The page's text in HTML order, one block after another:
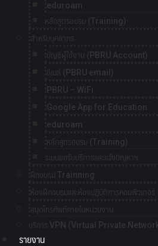
eduroam
หลักสูตรอบรม (Training)
สำหรับบุคลากร
บัญชีผู้ใช้งาน (PBRU Account)
อีเมล์ (PBRU email)
PBRU – WiFi
Google App for Education
eduroam
หลักสูตรอบรม (Training)
ระบบขอรับบริการและแจ้งปัญหาฯ
ฝึกอบรม Trainning
ห้องฝึกอบรมและห้องปฏิบัติการคอมพิวเตอร์
สมุดโทรศัพท์ภายในหน่วยงาน
บริการ VPN (Virtual Private
รายงาน